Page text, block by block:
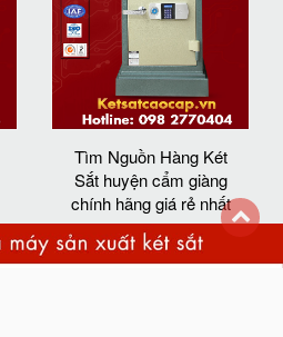
Tìm Nguồn Hàng Két
Sắt huyện cẩm giàng
chính hãng giá rẻ nhất